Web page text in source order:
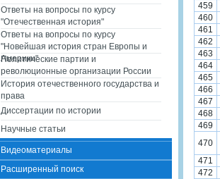
459
460
461
462
463
464
465
466
467
468
469
470
471
472
Ответы на вопросы по курсу
"Отечественная история"
Ответы на вопросы по курсу
"Новейшая история стран Европы и
Америки"
Политические партии и
революционные организации России
История отечественного государства и
права
Диссертации по истории
Научные статьи
Видеоматериалы
Расширенный поиск